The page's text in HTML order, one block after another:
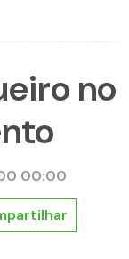
no
00:00